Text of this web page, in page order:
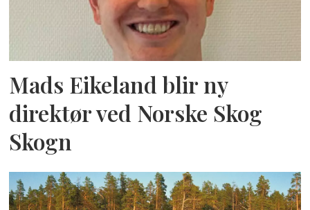
Mads Eikeland blir ny
direktør ved Norske Skog
Skogn